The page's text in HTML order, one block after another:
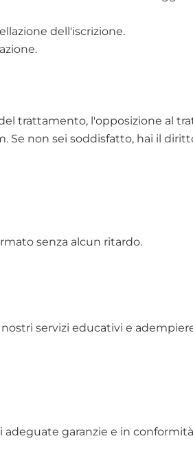
dell'iscrizione.
trattamento, l'opposizione al
. Se non sei soddisfatto, hai il
senza alcun ritardo.
servizi educativi e
garanzie e in